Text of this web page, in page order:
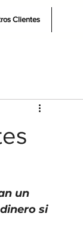
Clientes
un
si